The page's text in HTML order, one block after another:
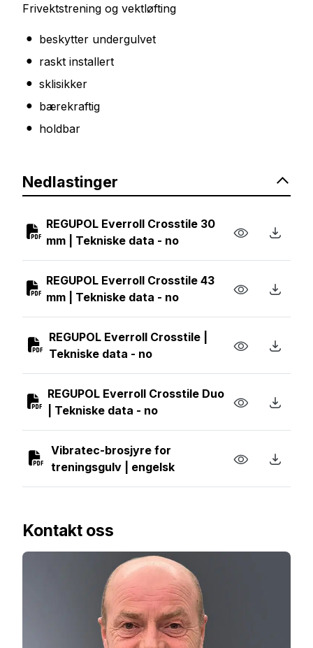
Frivektstrening og vektløfting
beskytter undergulvet
raskt installert
sklisikker
bærekraftig
holdbar
Nedlastinger
REGUPOL Everroll Crosstile 30
mm | Tekniske data - no
REGUPOL Everroll Crosstile 43
mm | Tekniske data - no
REGUPOL Everroll Crosstile |
Tekniske data - no
REGUPOL Everroll Crosstile Duo
| Tekniske data - no
Vibratec-brosjyre for
treningsgulv | engelsk
Kontakt oss